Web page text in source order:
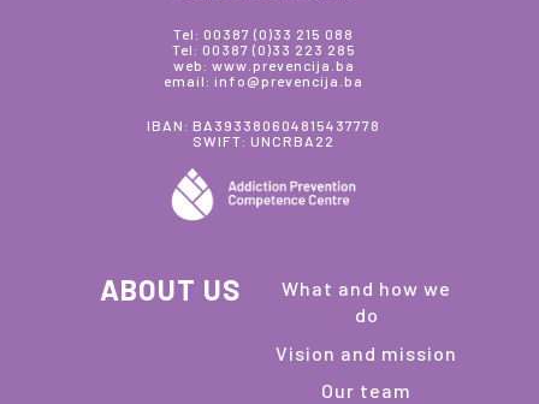
Tel: 00387 (0)33 215 088
Tel: 00387 (0)33 223 285
web: www.prevencija.ba
email: info@prevencija.ba
IBAN: BA393380604815437778
SWIFT: UNCRBA22
ABOUT US
What and how we
do
Vision and mission
Our team